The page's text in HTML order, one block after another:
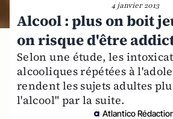
4 janvier 2013
Alcool : plus on boit
on risque d'être
Selon une étude, les
alcooliques répétées à
rendent les sujets adultes
l'alcool" par la suite.
Atlantico